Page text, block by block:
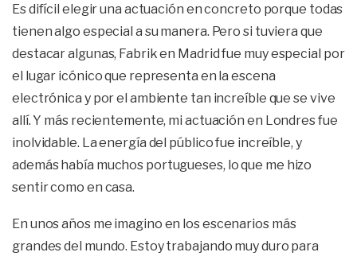
Es difícil elegir una actuación en concreto porque todas
tienen algo especial a su manera. Pero si tuviera que
destacar algunas, Fabrik en Madrid fue muy especial por
el lugar icónico que representa en la escena
electrónica y por el ambiente tan increíble que se vive
allí. Y más recientemente, mi actuación en Londres fue
inolvidable. La energía del público fue increíble, y
además había muchos portugueses, lo que me hizo
sentir como en casa.
En unos años me imagino en los escenarios más
grandes del mundo. Estoy trabajando muy duro para